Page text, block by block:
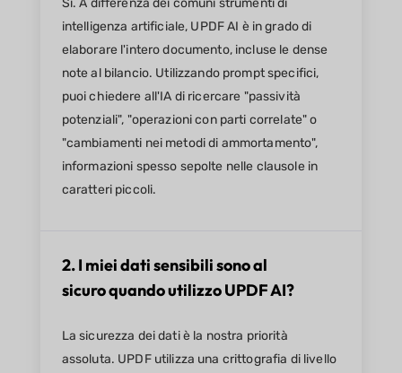
intelligenza artificiale, UPDF AI è in grado di
elaborare l'intero documento, incluse le dense
note al bilancio. Utilizzando prompt specifici,
puoi chiedere all'IA di ricercare "passività
potenziali", "operazioni con parti correlate" o
"cambiamenti nei metodi di ammortamento",
informazioni spesso sepolte nelle clausole in
caratteri piccoli.
2. I miei dati sensibili sono al
sicuro quando utilizzo UPDF AI?
La sicurezza dei dati è la nostra priorità
assoluta. UPDF utilizza una crittografia di livello